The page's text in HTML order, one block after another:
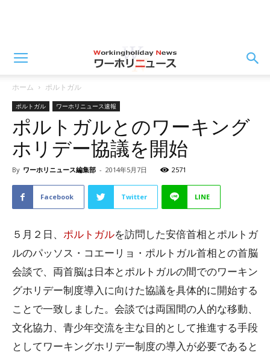
ホーム ポルトガル
ポルトガル ワーホリニュース速報
ポルトガルとのワーキング
ホリデー協議を開始
By ワーホリニュース編集部 - 2014年5月7日 2571
Facebook Twitter LINE
５月２日、 ポルトガルを訪問した安倍首相とポルトガ
ルのパッソス・コエーリョ・ポルトガル首相との首脳
会談で、両首脳は日本とポルトガルの間でのワーキン
グホリデー制度導入に向けた協議を具体的に開始する
ことで一致しました。会談では両国間の人的な移動、
文化協力、青少年交流を主な目的として推進する手段
としてワーキングホリデー制度の導入が必要であると